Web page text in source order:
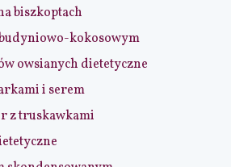
biszkoptach
kokosowym
owsianych dietetyczne
i serem
z truskawkami